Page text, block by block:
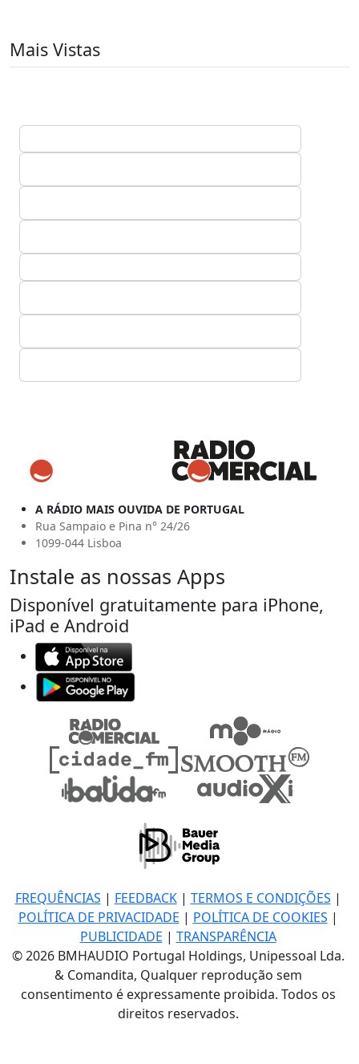
Mais Vistas
A RÁDIO MAIS OUVIDA DE PORTUGAL
Rua Sampaio e Pina n° 24/26
1099-044 Lisboa
Instale as nossas Apps
Disponível gratuitamente para iPhone,
iPad e Android
FREQUÊNCIAS | FEEDBACK| TERMOS E CONDIÇÕES |
POLÍTICA DE PRIVACIDADE | POLÍTICA DE COOKIES |
PUBLICIDADE | TRANSPARÊNCIA
© 2026 BMHAUDIO Portugal Holdings, Unipessoal Lda.
& Comandita, Qualquer reprodução sem
consentimento é expressamente proibida. Todos os
direitos reservados.